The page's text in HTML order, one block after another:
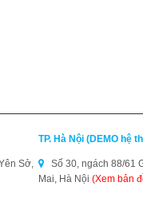
Sở,
TP. Hà Nội (DEMO hệ
Số 30, ngách 88/61
Mai, Hà Nội (Xem bản